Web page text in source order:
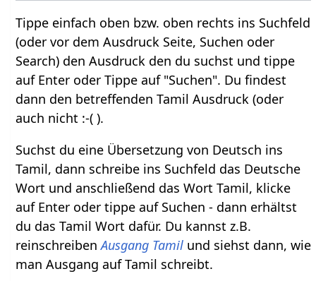
Tippe einfach oben bzw. oben rechts ins Suchfeld
(oder vor dem Ausdruck Seite, Suchen oder
Search) den Ausdruck den du suchst und tippe
auf Enter oder Tippe auf "Suchen". Du findest
dann den betreffenden Tamil Ausdruck (oder
auch nicht :-( ).
Suchst du eine Übersetzung von Deutsch ins
Tamil, dann schreibe ins Suchfeld das Deutsche
Wort und anschließend das Wort Tamil, klicke
auf Enter oder tippe auf Suchen - dann erhältst
du das Tamil Wort dafür. Du kannst z.B.
reinschreibenAusgang Tamil und siehst dann, wie
man Ausgang auf Tamil schreibt.